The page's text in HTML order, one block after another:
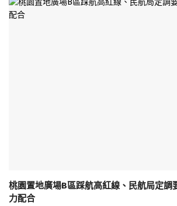
桃園置地廣場B區踩航高紅線、民航局定調
力配合